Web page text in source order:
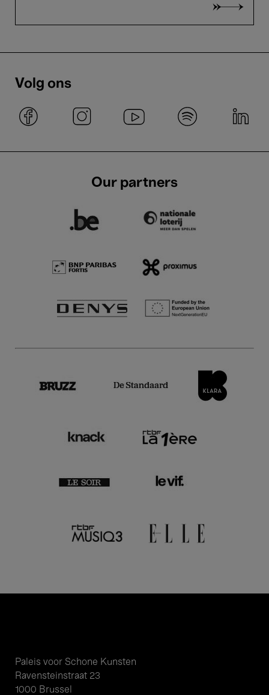
Volg ons
Our partners
Paleis voor Schone Kunsten
Ravensteinstraat 23
1000 Brussel